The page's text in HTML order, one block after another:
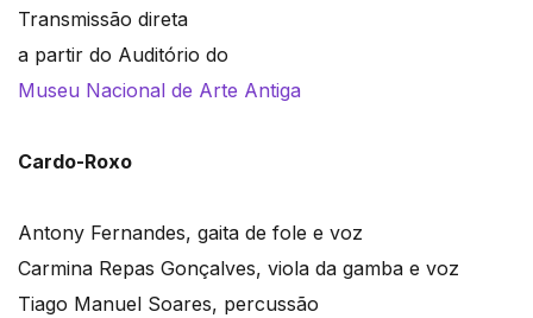
Transmissão direta
a partir do Auditório do
Museu Nacional de Arte Antiga
Cardo-Roxo
Antony Fernandes, gaita de fole e voz
Carmina Repas Gonçalves, viola da gamba e voz
Tiago Manuel Soares, percussão